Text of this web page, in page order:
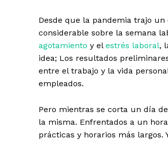
Desde que la pandemia trajo
considerable sobre la semana
agotamiento y el estrés laboral,
idea; Los resultados
entre el trabajo y la vida
empleados.
Pero mientras se corta un día
la misma. Enfrentados a un
prácticas y horarios más largos.